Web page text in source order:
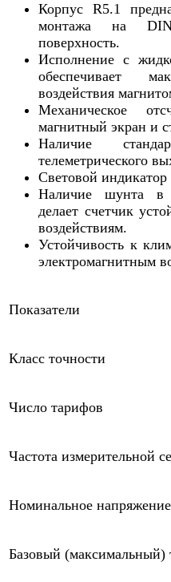
Корпус R5.1
монтажа на
поверхность.
Исполнение с
обеспечивает
воздействия
Механическое
магнитный экран и
Наличие
телеметрического
Световой индикатор
Наличие шунта в
делает счетчик
воздействиям.
Устойчивость к
электромагнитным
Показатели
Класс точности
Число тарифов
Частота измерительной
Номинальное
Базовый (максимальный)